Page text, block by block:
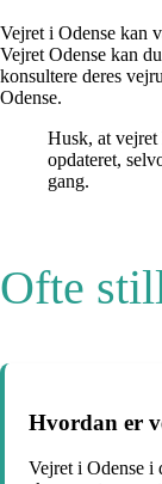
Vejret i Odense kan
Vejret Odense kan
konsultere deres
Odense.
Husk, at
opdateret,
gang.
Ofte
Hvordan er
Vejret i Odense i